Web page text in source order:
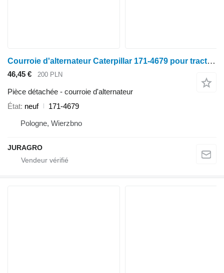
Courroie d'alternateur Caterpillar 171-4679 pour tracteur à roues
46,45 € 200 PLN
Pièce détachée - courroie d'alternateur
État neuf
171-4679
Pologne, Wierzbno
JURAGRO